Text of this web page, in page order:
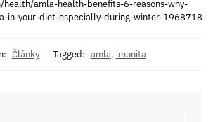
amla-health-benefits-6-reasons-why-
in-your-diet-especially-during-winter-1968718
Články Tagged: amla, imunita